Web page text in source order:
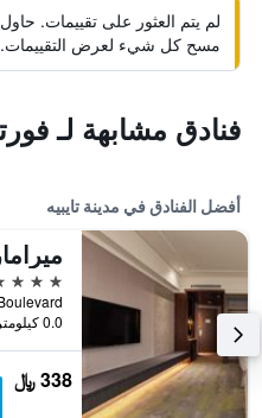
لم يتم العثور على تقييمات.
مسح كل شيء لعرض التقييمات.
فنادق مشابهة لـ
أفضل الفنادق في مدينة تايبيه
5 نجوم
0.0 كيلومتر عن وسط المدينة
338 ﷼